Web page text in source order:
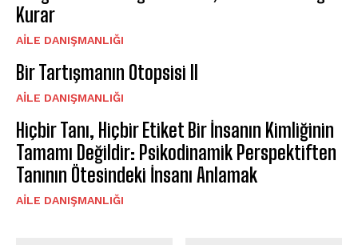
Kurar
AILE DANIŞMANLIĞI
Bir Tartışmanın Otopsisi II
AILE DANIŞMANLIĞI
Hiçbir Tanı, Hiçbir Etiket Bir İnsanın Kimliğinin
Tamamı Değildir: Psikodinamik Perspektiften
Tanının Ötesindeki İnsanı Anlamak
AILE DANIŞMANLIĞI